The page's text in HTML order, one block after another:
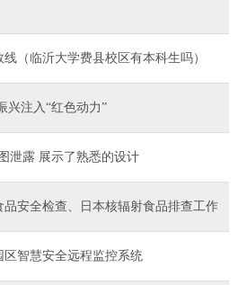
（临沂大学费县校区有本科生吗）
兴注入“红色动力”
泄露 展示了熟悉的设计
安全检查、日本核辐射食品排查工作
智慧安全远程监控系统